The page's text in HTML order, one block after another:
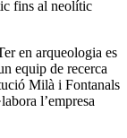
fins al neolític
en arqueologia es
equip de recerca
Milà i Fontanals
l’empresa